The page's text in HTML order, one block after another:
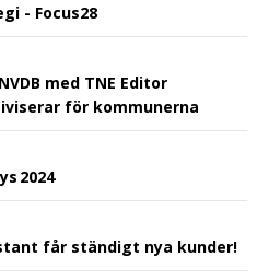
- Focus28
med TNE Editor
för kommunerna
2024
får ständigt nya kunder!